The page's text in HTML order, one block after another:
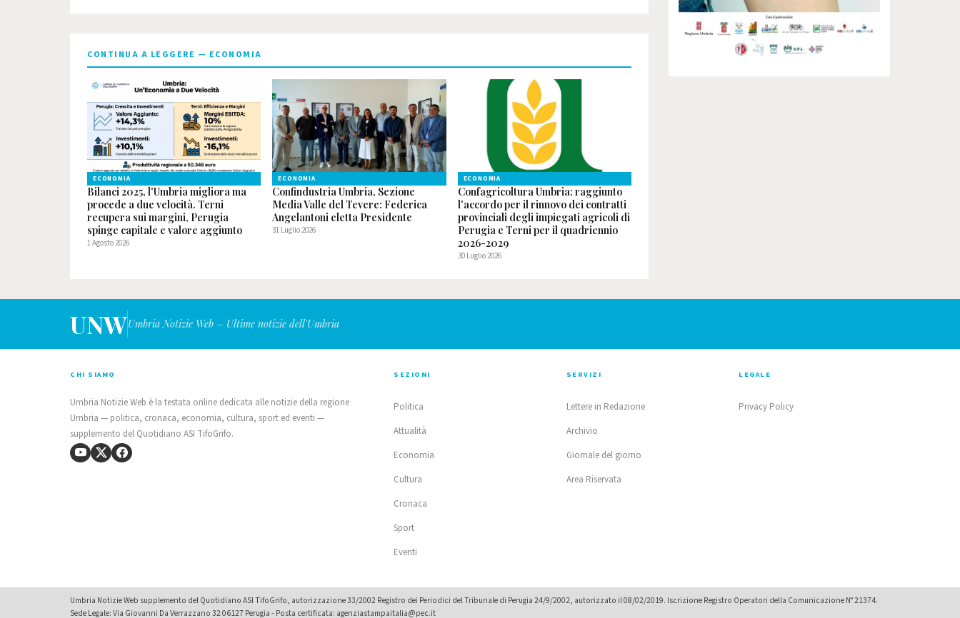
CONTINUA A LEGGERE — ECONOMIA
ECONOMIA
Bilanci 2025, l'Umbria migliora ma
procede a due velocità. Terni
recupera sui margini, Perugia
spinge capitale e valore aggiunto
1 Agosto 2026
ECONOMIA
Confindustria Umbria, Sezione
Media Valle del Tevere: Federica
Angelantoni eletta Presidente
31 Luglio 2026
ECONOMIA
Confagricoltura Umbria: raggiunto
l'accordo per il rinnovo dei contratti
provinciali degli impiegati agricoli di
Perugia e Terni per il quadriennio
2026-2029
30 Luglio 2026
UNWUmbria Notizie Web – Ultime notizie dell'Umbria
CHI SIAMO
Umbria Notizie Web è la testata online dedicata alle notizie della regione
Umbria — politica, cronaca, economia, cultura, sport ed eventi —
supplemento del Quotidiano ASI TifoGrifo.
SEZIONI
Politica
Attualità
Economia
Cultura
Cronaca
Sport
Eventi
SERVIZI
Lettere in Redazione
Archivio
Giornale del giorno
Area Riservata
LEGALE
Privacy Policy
Umbria Notizie Web supplemento del Quotidiano ASI TifoGrifo, autorizzazione 33/2002 Registro dei Periodici del Tribunale di Perugia 24/9/2002, autorizzato il 08/02/2019. Iscrizione Registro Operatori della Comunicazione N° 21374.
Sede Legale: Via Giovanni Da Verrazzano 32 06127 Perugia - Posta certificata: agenziastampaitalia@pec.it